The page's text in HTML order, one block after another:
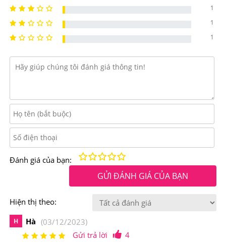
Công dụng chính của
Viên Uống Collagen VS Shinbi
Hyaluronic Acid Genie Cấp Nước Khóa Ẩm
-Tăng cường cấp nước cho cơ thể, từ đó làn da được
cấp ẩm từ sâu bên trong, duy trì trạng thái căng mọng
-Đẩy lùi tình trạng da khô ráp, bong tróc và thiếu sức
sống
-Giảm đáng kể việc hình thành nếp nhăn và ngăn ngừa
hợp cho cả làn da dầu hoặc da khô.
-Ngăn ngừa các tình trạng lỗ chân lông to, mụn ẩn hoặc
1
1
1
Đánh giá của bạn: Tuyệt vời!
Rất tốt
Trung bình
Fair
Kém
GỬI ĐÁNH GIÁ CỦA BẠN
Hiện thị theo:
H Hà (03/12/2023)
Gửi trả lời
4